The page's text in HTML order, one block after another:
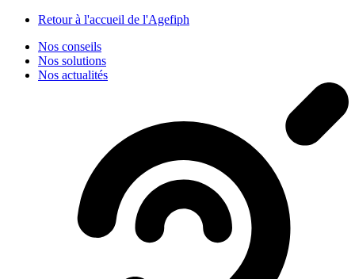
Retour à l'accueil de l'Agefiph
Nos conseils
Nos solutions
Nos actualités